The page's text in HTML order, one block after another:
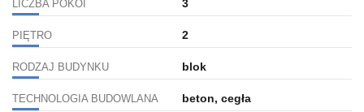
LICZBA POKOI 3
PIĘTRO 2
RODZAJ BUDYNKU blok
TECHNOLOGIA BUDOWLANA beton, cegła